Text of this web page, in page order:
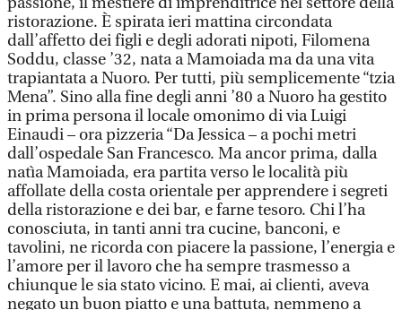
ristorazione. È spirata ieri mattina circondata
dall’affetto dei figli e degli adorati nipoti, Filomena
Soddu, classe ’32, nata a Mamoiada ma da una vita
trapiantata a Nuoro. Per tutti, più semplicemente “tzia
Mena”. Sino alla fine degli anni ’80 a Nuoro ha gestito
in prima persona il locale omonimo di via Luigi
Einaudi – ora pizzeria “Da Jessica – a pochi metri
dall’ospedale San Francesco. Ma ancor prima, dalla
natìa Mamoiada, era partita verso le località più
affollate della costa orientale per apprendere i segreti
della ristorazione e dei bar, e farne tesoro. Chi l’ha
conosciuta, in tanti anni tra cucine, banconi, e
tavolini, ne ricorda con piacere la passione, l’energia e
l’amore per il lavoro che ha sempre trasmesso a
chiunque le sia stato vicino. E mai, ai clienti, aveva
negato un buon piatto e una battuta, nemmeno a